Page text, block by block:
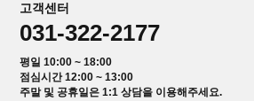
고객센터
031-322-2177
평일 10:00 ~ 18:00
점심시간 12:00 ~ 13:00
주말 및 공휴일은 1:1 상담을 이용해주세요.